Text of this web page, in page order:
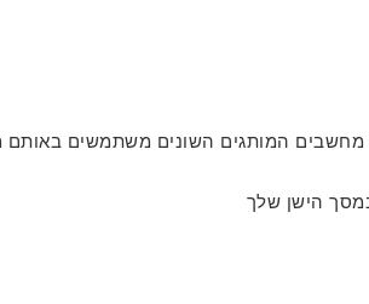
מחשבים המותגים השונים משתמשים באותם
הישן שלך